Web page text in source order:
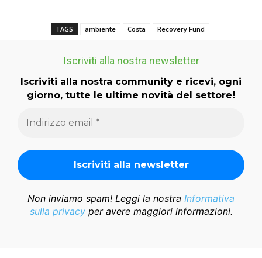
TAGS ambiente Costa Recovery Fund
Iscriviti alla nostra newsletter
Iscriviti alla nostra community e ricevi, ogni
giorno, tutte le ultime novità del settore!
Non inviamo spam! Leggi la nostra Informativa
sulla privacyper avere maggiori informazioni.